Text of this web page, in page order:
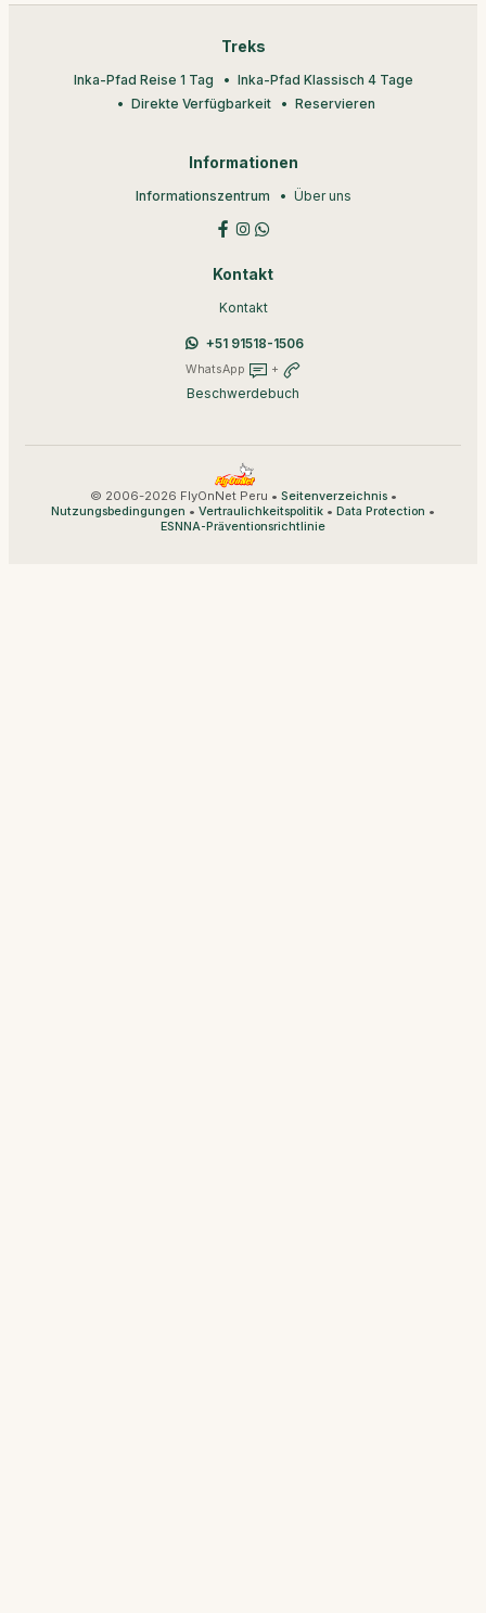
Treks
Inka-Pfad Reise 1 Tag
Inka-Pfad Klassisch 4 Tage
Direkte Verfügbarkeit
Reservieren
Informationen
Informationszentrum Über uns
Kontakt
Kontakt
+51 91518-1506
WhatsApp +
Beschwerdebuch
© 2006-2026 FlyOnNet Peru • Seitenverzeichnis•
Nutzungsbedingungen • Vertraulichkeitspolitik • Data Protection •
ESNNA-Präventionsrichtlinie